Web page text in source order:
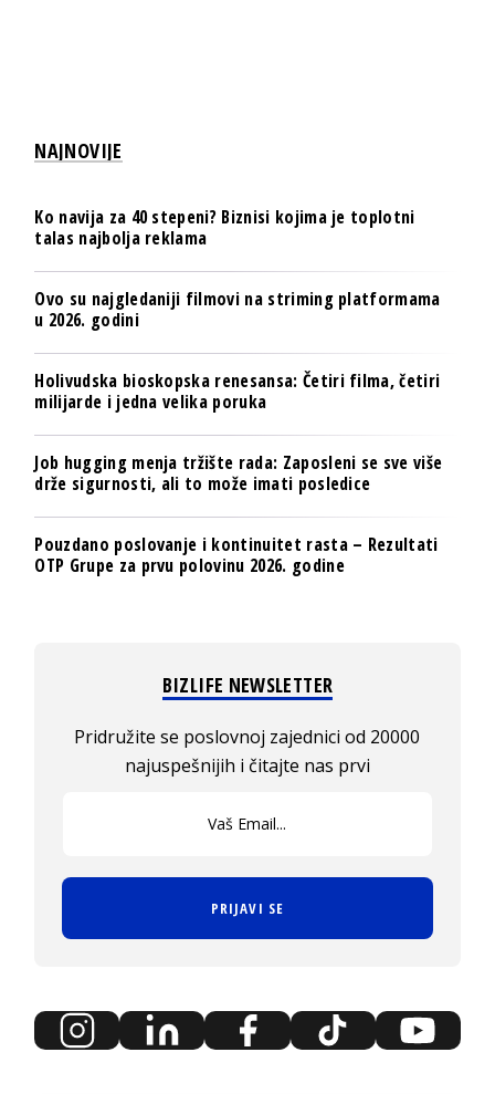
NAJNOVIJE
Ko navija za 40 stepeni? Biznisi kojima je toplotni
talas najbolja reklama
Ovo su najgledaniji filmovi na striming platformama
u 2026. godini
Holivudska bioskopska renesansa: Četiri filma, četiri
milijarde i jedna velika poruka
Job hugging menja tržište rada: Zaposleni se sve više
drže sigurnosti, ali to može imati posledice
Pouzdano poslovanje i kontinuitet rasta – Rezultati
OTP Grupe za prvu polovinu 2026. godine
BIZLIFE NEWSLETTER
Pridružite se poslovnoj zajednici od 20000
najuspešnijih i čitajte nas prvi
PRIJAVI SE